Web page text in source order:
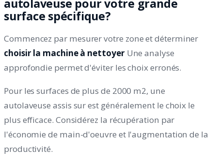
autolaveuse pour votre grande
surface spécifique?
Commencez par mesurer votre zone et déterminer
choisir la machine à nettoyer Une analyse
approfondie permet d'éviter les choix erronés.
Pour les surfaces de plus de 2000 m2, une
autolaveuse assis sur est généralement le choix le
plus efficace. Considérez la récupération par
l'économie de main-d'oeuvre et l'augmentation de la
productivité.